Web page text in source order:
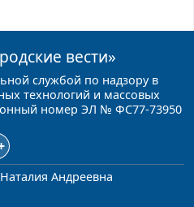
вести»
службой по надзору в
технологий и массовых
номер ЭЛ № ФС77-73950
Андреевна